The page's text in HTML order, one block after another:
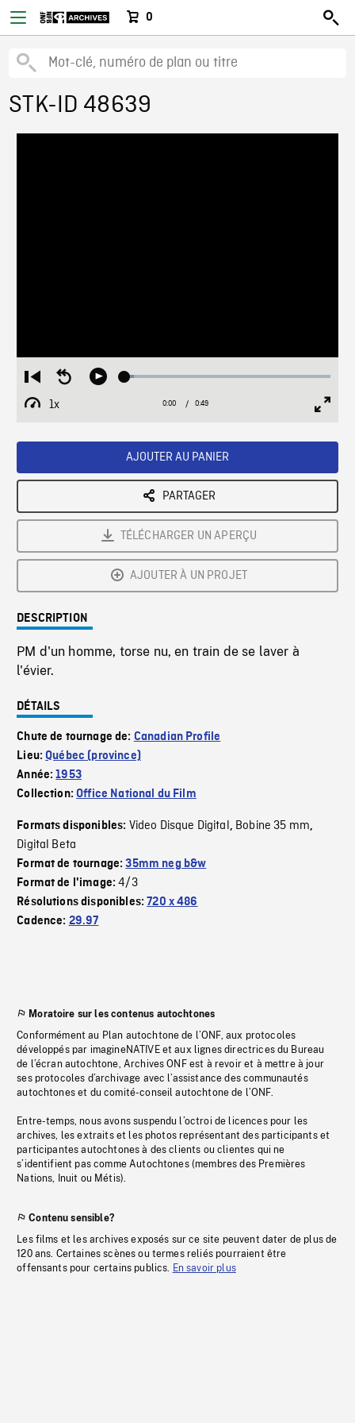
0
STK-ID 48639
Restart
from
beginning
Seek
Play Loaded:
1x
Playback
Current
0:00 / Duration
0:49
AJOUTER AU PANIER
PARTAGER
TÉLÉCHARGER UN APERÇU
AJOUTER À UN PROJET
DESCRIPTION
PM d'un homme, torse nu, en train de se laver à
l'évier.
DÉTAILS
Chute de tournage de: Canadian Profile
Lieu:Québec (province)
Année:1953
Collection:Office National du Film
Formats disponibles: Video Disque Digital, Bobine 35 mm,
Digital Beta
Format de tournage:35mm neg b&w
Format de l'image:4/3
Résolutions disponibles:720 x 486
Cadence: 29.97
Moratoire sur les contenus autochtones
Conformément au Plan autochtone de l’ONF, aux protocoles
développés par imagineNATIVE et aux lignes directrices du Bureau
de l’écran autochtone, Archives ONF est à revoir et à mettre à jour
ses protocoles d’archivage avec l’assistance des communautés
autochtones et du comité-conseil autochtone de l’ONF.
Entre-temps, nous avons suspendu l’octroi de licences pour les
archives, les extraits et les photos représentant des participants et
participantes autochtones à des clients ou clientes qui ne
s’identifient pas comme Autochtones (membres des Premières
Nations, Inuit ou Métis).
Contenu sensible?
Les films et les archives exposés sur ce site peuvent dater de plus de
120 ans. Certaines scènes ou termes reliés pourraient être
offensants pour certains publics. En savoir plus